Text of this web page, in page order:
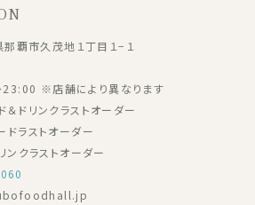
覇市久茂地１丁目１−１
※店舗により異なります
ドリンクラストオーダー
ラストオーダー
ストオーダー